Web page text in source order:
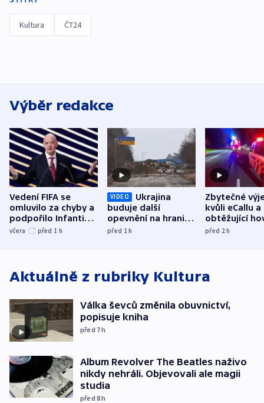
Kultura ČT24
Výběr redakce
Vedení FIFA se
omluvilo za chyby a
podpořilo Infantina.
UEFA trvá na
včera před 1 h
VIDEO
Ukrajina
buduje další
opevnění na hranici
s Běloruskem
před 1h
Zbytečné
kvůli eCallu a
obtěžující
zdržují
před 2h
Aktuálně z rubriky Kultura
Válka ševců změnila obuvnictví,
popisuje kniha
před 7h
Album Revolver The Beatles naživo
nikdy nehráli. Objevovali ale magii
studia
před 8h